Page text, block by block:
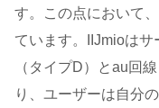
す。この点において
ています。IIJmioは
（タイプD）とau回
り、ユーザーは自分